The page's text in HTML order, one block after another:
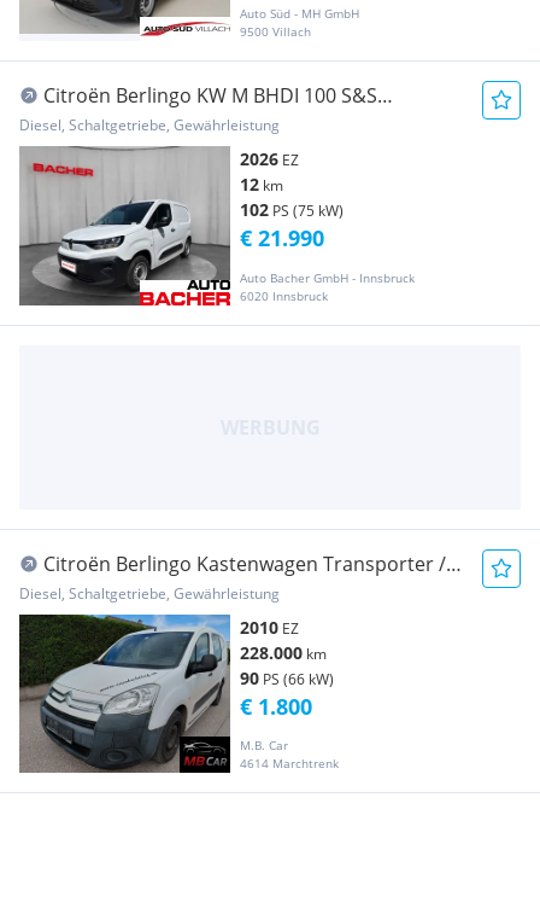
Auto Süd - MH GmbH
9500 Villach
Citroën Berlingo KW M BHDI 100 S&S
Transporter / Kastenwagen
Diesel, Schaltgetriebe, Gewährleistung
2026 EZ
12 km
102 PS (75 kW)
Auto Bacher GmbH - Innsbruck
6020 Innsbruck
€ 21.990
Citroën Berlingo Kastenwagen Transporter /
Kastenwagen
Diesel, Schaltgetriebe, Gewährleistung
2010 EZ
228.000 km
90 PS (66 kW)
M.B. Car
4614 Marchtrenk
€ 1.800